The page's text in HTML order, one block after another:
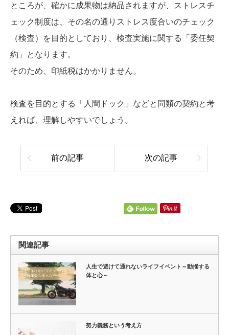
ところが、確かに成果物は納品されますが、ストレスチ
ェック制度は、その名の通りストレス度合いのチェック
（検査）を目的としており、検査実施に関する「委任契
約」となります。
そのため、印紙税はかかりません。
検査を目的とする「人間ドック」などと同類の契約と考
えれば、理解しやすいでしょう。
前の記事 次の記事
関連記事
人生で避けて通れないライフイベント～動揺する
体と心～
努力義務という考え方